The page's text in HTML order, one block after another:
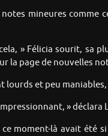
mineures comme
» Félicia sourit, sa
la page de nouvelles
lourds et peu
» déclara
moment-là avait été